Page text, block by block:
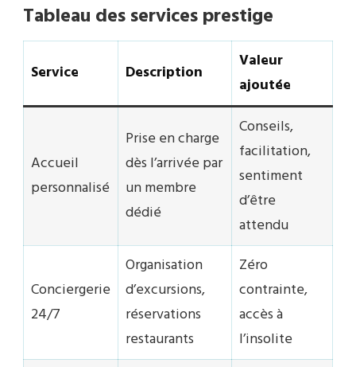
Tableau des services prestige
Service Description
Valeur
ajoutée
Accueil
personnalisé
Prise en charge
dès l’arrivée par
un membre
dédié
Conseils,
facilitation,
sentiment
d’être
attendu
Conciergerie
24/7
Organisation
d’excursions,
réservations
restaurants
Zéro
contrainte,
accès à
l’insolite